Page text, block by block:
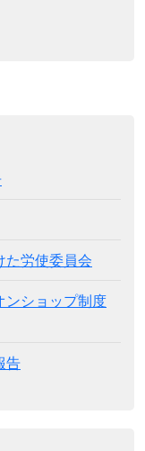
た労使委員会
ショップ制度
告